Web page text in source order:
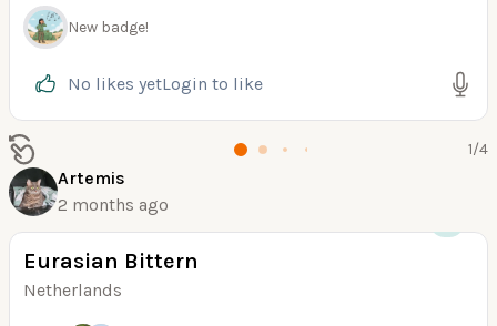
New badge!
No likes yetLogin to like
1/4
Artemis
2 months ago
Eurasian Bittern
Netherlands